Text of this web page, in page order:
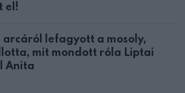
el!
arcáról lefagyott a mosoly,
mit mondott róla Liptai
Anita